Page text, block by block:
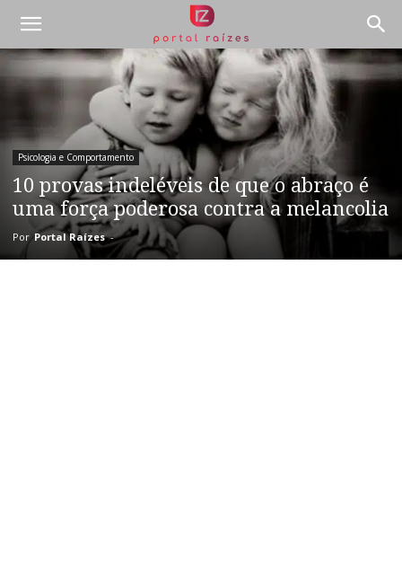
Psicologia e Comportamento
10 provas indeléveis de que o abraço é
uma força poderosa contra a melancolia
Por Portal Raízes -